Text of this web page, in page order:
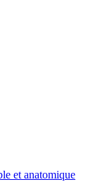
et anatomique